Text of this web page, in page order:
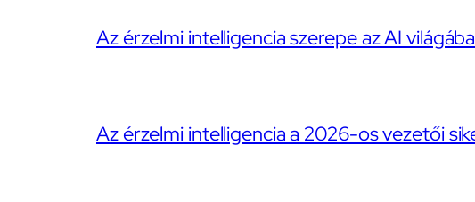
Az érzelmi intelligencia szerepe az AI
Az érzelmi intelligencia a 2026-os vezetői